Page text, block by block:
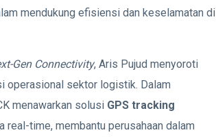
mendukung efisiensi dan keselamatan di
Gen Connectivity, Aris Pujud menyoroti
operasional sektor logistik. Dalam
menawarkan solusi GPS tracking
real-time, membantu perusahaan dalam